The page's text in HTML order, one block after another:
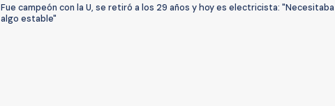
Fue campeón con la U, se retiró a los 29 años y hoy es electricista: "Necesitaba
algo estable"